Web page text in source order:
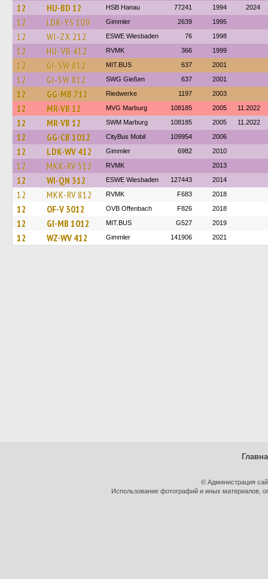
12 HU-BD 12 HSB Hanau 77241 1994 2024
12 LDK-YS 109 Gimmler 2639 1995
12 WI-ZX 212 ESWE Wiesbaden 76 1998
12 HU-VB 412 RVMK 366 1999
12 GI-SW 812 MIT.BUS 637 2001
12 GI-SW 812 SWG Gießen 637 2001
12 GG-MB 712 Riedwerke 1197 2003
12 MR-VB 12 MVG Marburg 108185 2005 11.2022
12 MR-VB 12 SWM Marburg 108185 2005 11.2022
12 GG-CB 1012 CityBus Mobil 109954 2006
12 LDK-WV 412 Gimmler 6982 2010
12 MKK-RV 512 RVMK 2013
12 WI-QN 312 ESWE Wiesbaden 127443 2014
12 MKK-RV 812 RVMK F683 2018
12 OF-V 3012 OVB Offenbach F826 2018
12 GI-MB 1012 MIT.BUS G527 2019
12 WZ-WV 412 Gimmler 141906 2021
© Администрация
Использование фотографий и иных материалов,